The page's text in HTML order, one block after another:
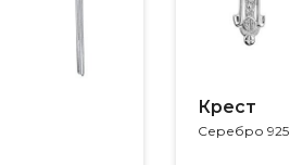
Крест
Серебро 925